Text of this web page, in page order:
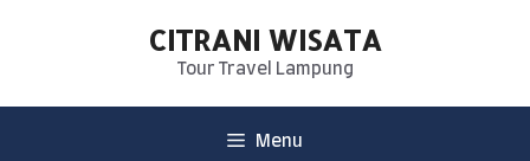
CITRANI WISATA
Tour Travel Lampung
Menu